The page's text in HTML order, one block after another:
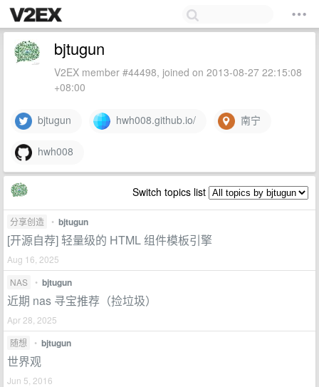
bjtugun
V2EX member #44498, joined on 2013-08-27 22:15:08
+08:00
bjtugun hwh008.github.io/ 南宁
hwh008
Switch topics list
分享创造 • bjtugun
[开源自荐] 轻量级的 HTML 组件模板引擎
Aug 16, 2025
NAS
• bjtugun
近期 nas 寻宝推荐（捡垃圾）
Apr 28, 2025
随想
• bjtugun
世界观
Jun 5, 2016